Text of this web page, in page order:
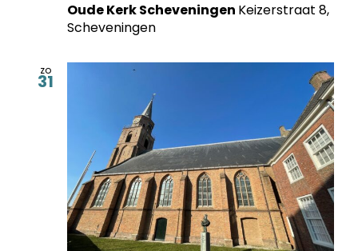
Oude Kerk Scheveningen Keizerstraat 8,
Scheveningen
zo
31